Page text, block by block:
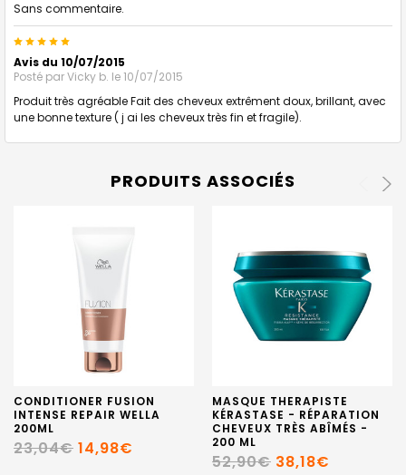
Sans commentaire.
5
Avis du 10/07/2015
Posté parVicky b. le 10/07/2015
Produit très agréable Fait des cheveux extrêment doux, brillant, avec
une bonne texture ( j ai les cheveux très fin et fragile).
PRODUITS ASSOCIÉS
CONDITIONER FUSION
INTENSE REPAIR WELLA
200ML
23,04€ 14,98€
MASQUE THERAPISTE
KÉRASTASE - RÉPARATION
CHEVEUX TRÈS ABÎMÉS -
200 ML
52,90€ 38,18€